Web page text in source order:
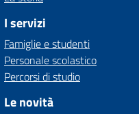
I servizi
Famiglie e studenti
Personale scolastico
Percorsi di studio
Le novità